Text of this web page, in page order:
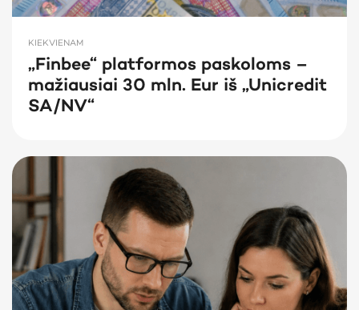
KIEKVIENAM
„Finbee“ platformos paskoloms –
mažiausiai 30 mln. Eur iš „Unicredit
SA/NV“